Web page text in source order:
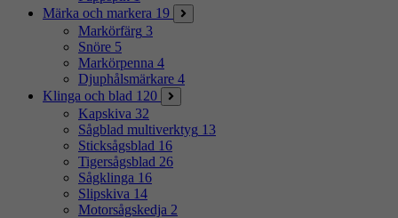
Märka och markera 19
Markörfärg 3
Snöre 5
Markörpenna 4
Djuphålsmärkare 4
Klinga och blad 120
Kapskiva 32
Sågblad multiverktyg 13
Sticksågsblad 16
Tigersågsblad 26
Sågklinga 16
Slipskiva 14
Motorsågskedja 2